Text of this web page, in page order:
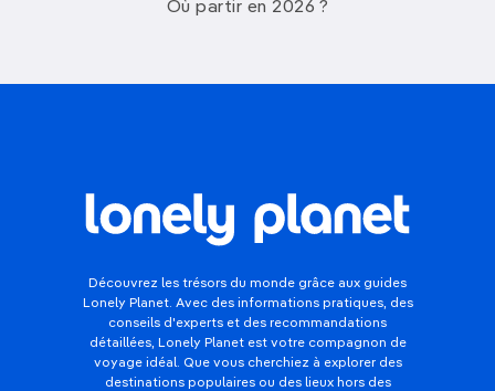
Où partir en 2026 ?
Découvrez les trésors du monde grâce aux guides
Lonely Planet. Avec des informations pratiques, des
conseils d'experts et des recommandations
détaillées, Lonely Planet est votre compagnon de
voyage idéal. Que vous cherchiez à explorer des
destinations populaires ou des lieux hors des